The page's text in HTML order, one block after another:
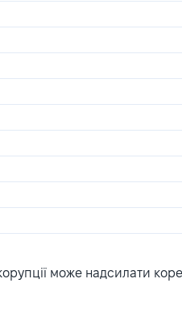
може надсилати